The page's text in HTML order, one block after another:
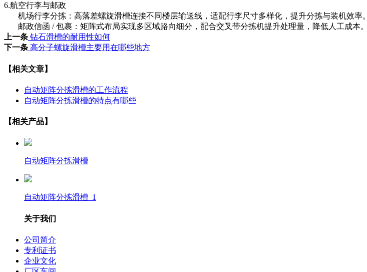
6.航空行李与邮政
机场行李分拣：高落差螺旋滑槽连接不同楼层输送线，适配行李尺寸多样化，提升分拣与装机效率。
邮政信函 / 包裹：矩阵式布局实现多区域路向细分，配合交叉带分拣机提升处理量，降低人工成本。
上一条 钻石滑槽的耐用性如何
下一条 高分子螺旋滑槽主要用在哪些地方
【相关文章】
自动矩阵分拣滑槽的工作流程
自动矩阵分拣滑槽的特点有哪些
【相关产品】
自动矩阵分拣滑槽
自动矩阵分拣滑槽_1
关于我们
公司简介
专利证书
企业文化